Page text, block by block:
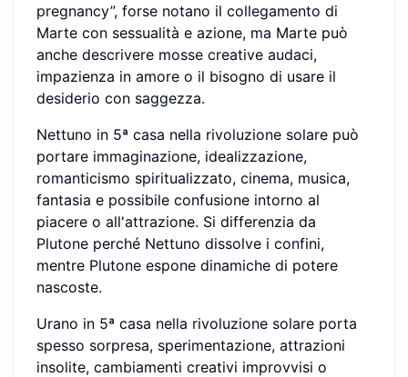
pregnancy”, forse notano il collegamento di
Marte con sessualità e azione, ma Marte può
anche descrivere mosse creative audaci,
impazienza in amore o il bisogno di usare il
desiderio con saggezza.
Nettuno in 5ª casa nella rivoluzione solare può
portare immaginazione, idealizzazione,
romanticismo spiritualizzato, cinema, musica,
fantasia e possibile confusione intorno al
piacere o all'attrazione. Si differenzia da
Plutone perché Nettuno dissolve i confini,
mentre Plutone espone dinamiche di potere
nascoste.
Urano in 5ª casa nella rivoluzione solare porta
spesso sorpresa, sperimentazione, attrazioni
insolite, cambiamenti creativi improvvisi o